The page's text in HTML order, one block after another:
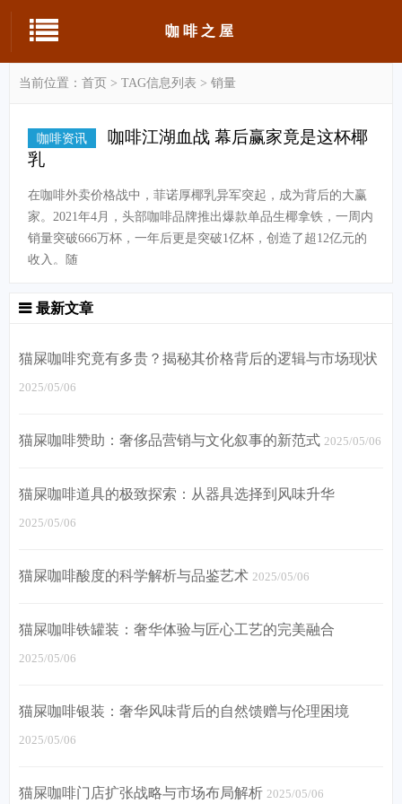
咖啡之屋
当前位置： 首页 > TAG信息列表 > 销量
咖啡资讯
咖啡江湖血战 幕后赢家竟是这杯椰
乳
在咖啡外卖价格战中，菲诺厚椰乳异军突起，成为背后的大赢
家。2021年4月，头部咖啡品牌推出爆款单品生椰拿铁，一周内
销量突破666万杯，一年后更是突破1亿杯，创造了超12亿元的
收入。随
最新文章
猫屎咖啡究竟有多贵？揭秘其价格背后的逻辑与市场现状
2025/05/06
猫屎咖啡赞助：奢侈品营销与文化叙事的新范式 2025/05/06
猫屎咖啡道具的极致探索：从器具选择到风味升华
2025/05/06
猫屎咖啡酸度的科学解析与品鉴艺术 2025/05/06
猫屎咖啡铁罐装：奢华体验与匠心工艺的完美融合
2025/05/06
猫屎咖啡银装：奢华风味背后的自然馈赠与伦理困境
2025/05/06
猫屎咖啡门店扩张战略与市场布局解析 2025/05/06